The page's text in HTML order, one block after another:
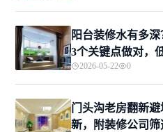
阳台装修水有多
3个关键点做对，
2026-05-22 0
门头沟老房翻新
新，附装修公司